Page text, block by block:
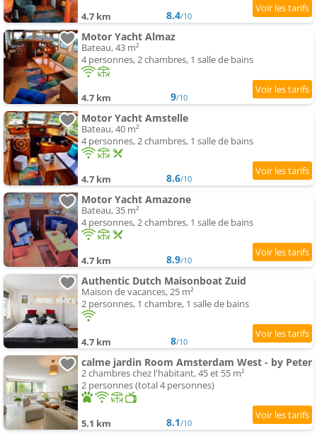
4.7 km 8.4/10
Motor Yacht Almaz
Bateau, 43 m²
4 personnes, 2 chambres, 1 salle de bains
4.7 km 9/10
Motor Yacht Amstelle
Bateau, 40 m²
4 personnes, 2 chambres, 1 salle de bains
4.7 km 8.6/10
Motor Yacht Amazone
Bateau, 35 m²
4 personnes, 2 chambres, 1 salle de bains
4.7 km 8.9/10
Authentic Dutch Maisonboat Zuid
Maison de vacances, 25 m²
2 personnes, 1 chambre, 1 salle de bains
4.7 km 8/10
calme jardin Room Amsterdam West - by Peter
2 chambres chez l'habitant, 45 et 55 m²
2 personnes (total 4 personnes)
5.1 km 8.1/10